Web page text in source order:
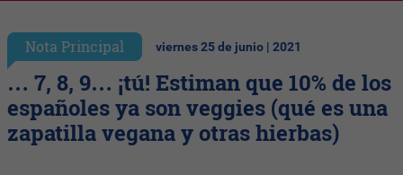
Nota Principal viernes 25 de junio | 2021
… 7, 8, 9… ¡tú! Estiman que 10% de los
españoles ya son veggies (qué es una
zapatilla vegana y otras hierbas)